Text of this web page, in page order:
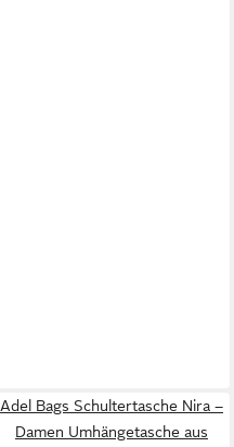
Adel Bags Schultertasche Nira –
Damen Umhängetasche aus